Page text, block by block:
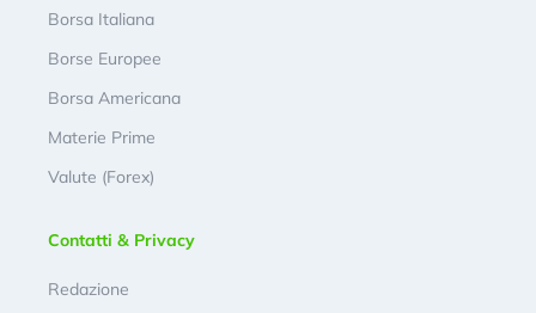
Borsa Italiana
Borse Europee
Borsa Americana
Materie Prime
Valute (Forex)
Contatti & Privacy
Redazione